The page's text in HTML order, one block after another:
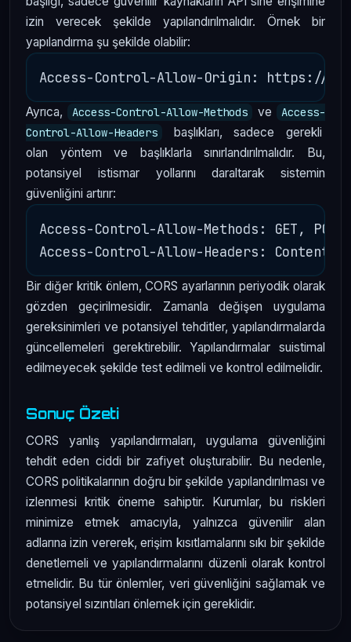
izin verecek şekilde yapılandırılmalıdır. Örnek bir
yapılandırma şu şekilde olabilir:
Ayrıca, Access-Control-Allow-Methods ve
Access-
Control-Allow-Headers
başlıkları, sadece gerekli
olan yöntem ve başlıklarla sınırlandırılmalıdır. Bu,
potansiyel istismar yollarını daraltarak sistemin
güvenliğini artırır:
Access-Control-Allow-Methods: GET, POST
Bir diğer kritik önlem, CORS ayarlarının periyodik olarak
gözden geçirilmesidir. Zamanla değişen uygulama
gereksinimleri ve potansiyel tehditler, yapılandırmalarda
güncellemeleri gerektirebilir. Yapılandırmalar suistimal
edilmeyecek şekilde test edilmeli ve kontrol edilmelidir.
Sonuç Özeti
CORS yanlış yapılandırmaları, uygulama güvenliğini
tehdit eden ciddi bir zafiyet oluşturabilir. Bu nedenle,
CORS politikalarının doğru bir şekilde yapılandırılması ve
izlenmesi kritik öneme sahiptir. Kurumlar, bu riskleri
minimize etmek amacıyla, yalnızca güvenilir alan
adlarına izin vererek, erişim kısıtlamalarını sıkı bir şekilde
denetlemeli ve yapılandırmalarını düzenli olarak kontrol
etmelidir. Bu tür önlemler, veri güvenliğini sağlamak ve
potansiyel sızıntıları önlemek için gereklidir.